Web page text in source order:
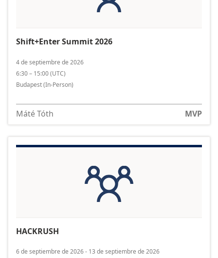
Shift+Enter Summit 2026
4 de septiembre de 2026
6:30 – 15:00(UTC)
Budapest(In-Person)
Máté Tóth MVP
HACKRUSH
6 de septiembre de 2026 - 13 de septiembre de 2026